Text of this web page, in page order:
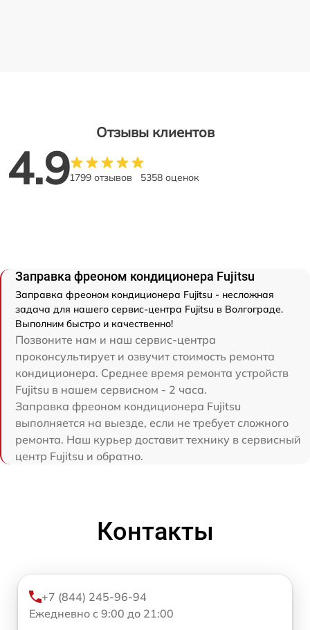
Отзывы клиентов
4.91799 отзывов 5358 оценок
Заправка фреоном кондиционера Fujitsu
Заправка фреоном кондиционера Fujitsu - несложная
задача для нашего сервис-центра Fujitsu в Волгограде.
Выполним быстро и качественно!
Позвоните нам и наш сервис-центра
проконсультирует и озвучит стоимость ремонта
кондиционера. Среднее время ремонта устройств
Fujitsu в нашем сервисном - 2 часа.
Заправка фреоном кондиционера Fujitsu
выполняется на выезде, если не требует сложного
ремонта. Наш курьер доставит технику в сервисный
центр Fujitsu и обратно.
Контакты
+7 (844) 245-96-94
Ежедневно с 9:00 до 21:00